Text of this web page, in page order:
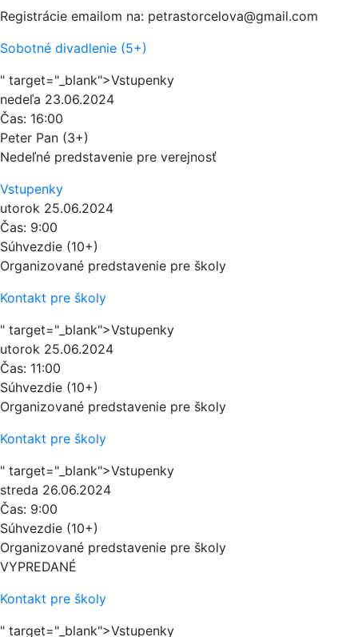
Registrácie emailom na: petrastorcelova@gmail.com
Sobotné divadlenie (5+)
" target="_blank">Vstupenky
nedeľa 23.06.2024
Čas: 16:00
Peter Pan (3+)
Nedeľné predstavenie pre verejnosť
Vstupenky
utorok 25.06.2024
Čas: 9:00
Súhvezdie (10+)
Organizované predstavenie pre školy
Kontakt pre školy
" target="_blank">Vstupenky
utorok 25.06.2024
Čas: 11:00
Súhvezdie (10+)
Organizované predstavenie pre školy
Kontakt pre školy
" target="_blank">Vstupenky
streda 26.06.2024
Čas: 9:00
Súhvezdie (10+)
Organizované predstavenie pre školy
VYPREDANÉ
Kontakt pre školy
" target="_blank">Vstupenky